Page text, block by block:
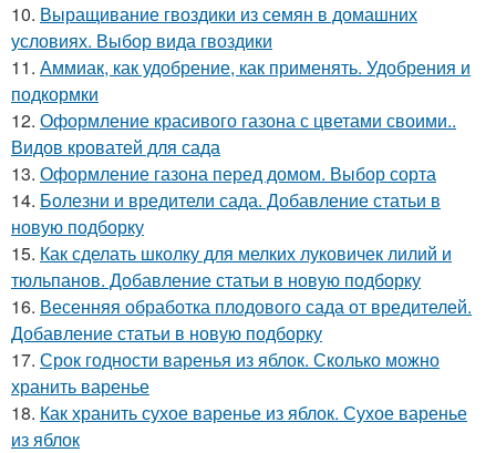
10. Выращивание гвоздики из семян в домашних
условиях. Выбор вида гвоздики
11. Аммиак, как удобрение, как применять. Удобрения и
подкормки
12. Оформление красивого газона с цветами своими..
Видов кроватей для сада
13. Оформление газона перед домом. Выбор сорта
14. Болезни и вредители сада. Добавление статьи в
новую подборку
15. Как сделать школку для мелких луковичек лилий и
тюльпанов. Добавление статьи в новую подборку
16. Весенняя обработка плодового сада от вредителей.
Добавление статьи в новую подборку
17. Срок годности варенья из яблок. Сколько можно
хранить варенье
18. Как хранить сухое варенье из яблок. Сухое варенье
из яблок